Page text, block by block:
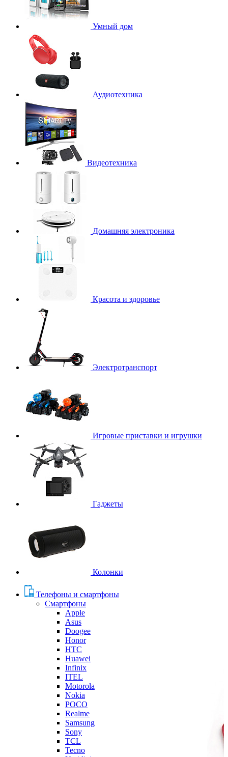
Умный дом
Аудиотехника
Видеотехника
Домашняя электроника
Красота и здоровье
Электротранспорт
Игровые приставки и игрушки
Гаджеты
Колонки
Телефоны и смартфоны
Смартфоны
Apple
Asus
Doogee
Honor
HTC
Huawei
Infinix
ITEL
Motorola
Nokia
POCO
Realme
Samsung
Sony
TCL
Tecno